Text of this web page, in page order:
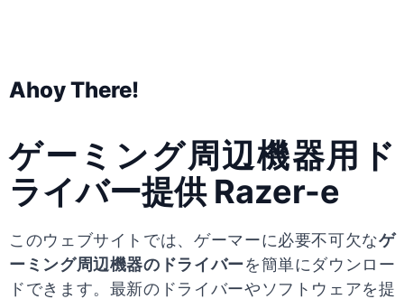
Ahoy There!
ゲーミング周辺機器用ド
ライバー提供 Razer-e
このウェブサイトでは、ゲーマーに必要不可欠なゲ
ーミング周辺機器のドライバーを簡単にダウンロー
ドできます。最新のドライバーやソフトウェアを提